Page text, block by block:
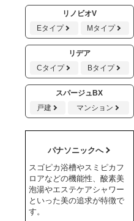
リノビオV
Eタイプ
Mタイプ
リデア
Cタイプ
Bタイプ
スパージュBX
戸建
マンション
パナソニックへ
スゴピカ浴槽やスミピカフ
ロアなどの機能性、酸素美
泡湯やエステケアシャワー
といった美の追求が特徴で
す。